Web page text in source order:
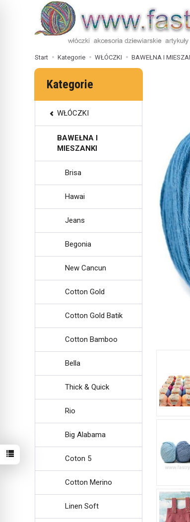
Start Kategorie WŁÓCZKI BAWEŁNA I
Kategorie
WŁÓCZKI
BAWEŁNA I
MIESZANKI
Brisa
Hawai
Jeans
Begonia
New Cancun
Cotton Gold
Cotton Gold Batik
Cotton Bamboo
Bella
Thick & Quick
Rio
Big Alabama
Coton 5
Cotton Merino
Linen Soft